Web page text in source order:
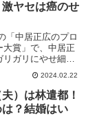
ヤセは癌のせ
「中居正広のプロ
賞」で、中居正
リガリにやせ細っ
を受けました。
ら復帰された中居
に至るまで本人か
2024.02.22
）は林遣都！
？結婚はい